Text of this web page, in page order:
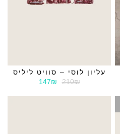
עליון לוסי – סוויט ליליס
210₪
147₪